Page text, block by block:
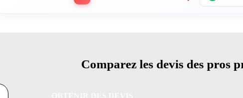
Comparez les devis des pros